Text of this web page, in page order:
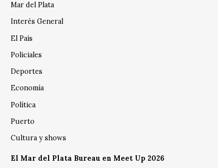
Mar del Plata
Interés General
El País
Policiales
Deportes
Economía
Política
Puerto
Cultura y shows
El Mar del Plata Bureau en Meet Up 2026